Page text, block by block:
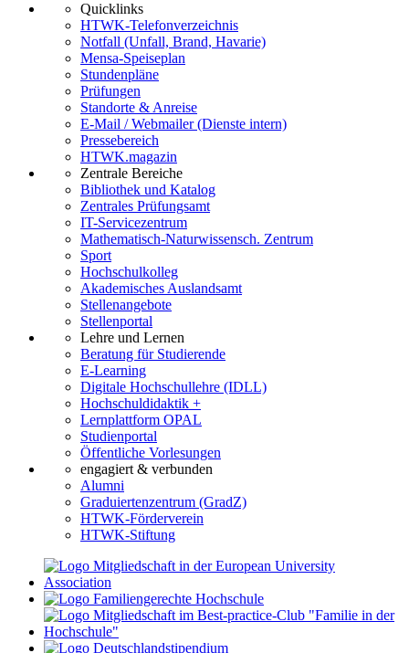
Quicklinks
HTWK-Telefonverzeichnis
Notfall (Unfall, Brand, Havarie)
Mensa-Speiseplan
Stundenpläne
Prüfungen
Standorte & Anreise
E-Mail / Webmailer (Dienste intern)
Pressebereich
HTWK.magazin
Zentrale Bereiche
Bibliothek und Katalog
Zentrales Prüfungsamt
IT-Servicezentrum
Mathematisch-Naturwissensch. Zentrum
Sport
Hochschulkolleg
Akademisches Auslandsamt
Stellenangebote
Stellenportal
Lehre und Lernen
Beratung für Studierende
E-Learning
Digitale Hochschullehre (IDLL)
Hochschuldidaktik +
Lernplattform OPAL
Studienportal
Öffentliche Vorlesungen
engagiert & verbunden
Alumni
Graduiertenzentrum (GradZ)
HTWK-Förderverein
HTWK-Stiftung